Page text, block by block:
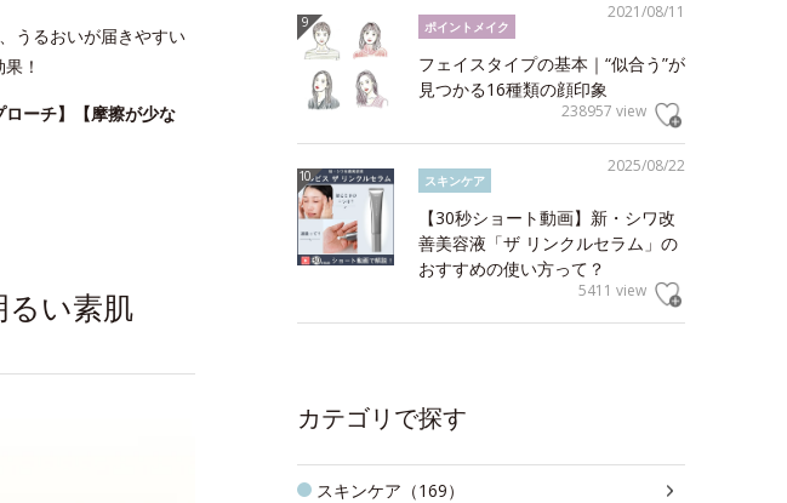
うるおいが届きやすい
！
ローチ】【摩擦が少な
るい素肌
2021/08/11
ポイントメイク
フェイスタイプの基本｜“似合う”が
見つかる16種類の顔印象
238957 view
2025/08/22
スキンケア
【30秒ショート動画】新・シワ改
善美容液「ザ リンクルセラム」の
おすすめの使い方って？
5411 view
カテゴリで探す
スキンケア（169）